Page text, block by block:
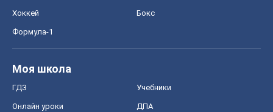
Хоккей Бокс
Формула-1
Моя школа
ГДЗ Учебники
Онлайн уроки ДПА